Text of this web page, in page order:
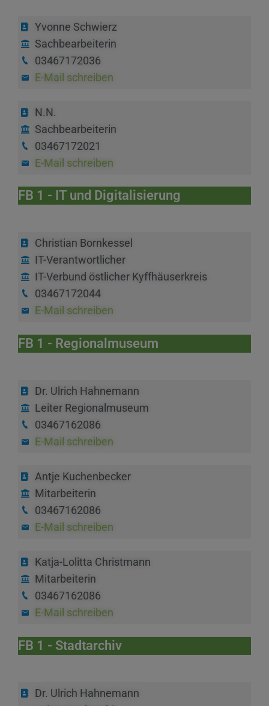
Yvonne Schwierz
Sachbearbeiterin
03467172036
E-Mail schreiben
N.N.
Sachbearbeiterin
03467172021
E-Mail schreiben
FB 1 - IT und Digitalisierung
Christian Bornkessel
IT-Verantwortlicher
IT-Verbund östlicher Kyffhäuserkreis
03467172044
E-Mail schreiben
FB 1 - Regionalmuseum
Dr. Ulrich Hahnemann
Leiter Regionalmuseum
03467162086
E-Mail schreiben
Antje Kuchenbecker
Mitarbeiterin
03467162086
E-Mail schreiben
Katja-Lolitta Christmann
Mitarbeiterin
03467162086
E-Mail schreiben
FB 1 - Stadtarchiv
Dr. Ulrich Hahnemann